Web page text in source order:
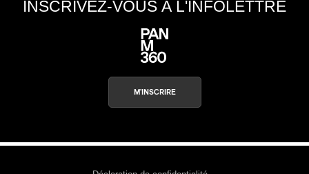
INSCRIVEZ-VOUS À L'INFOLETTRE
M'INSCRIRE